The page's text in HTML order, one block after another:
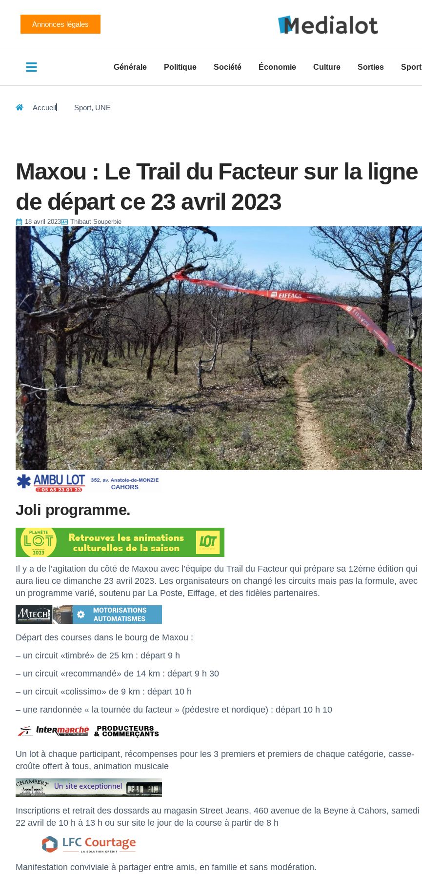
Annonces légales
Générale Politique Société Économie Culture Sorties Sport
Accueil Sport, UNE
Maxou : Le Trail du Facteur sur la ligne
de départ ce 23 avril 2023
18 avril 2023 Thibaut Souperbie
Joli programme.
Il y a de l’agitation du côté de Maxou avec l’équipe du Trail du Facteur qui prépare sa 12ème édition qui
aura lieu ce dimanche 23 avril 2023. Les organisateurs on changé les circuits mais pas la formule, avec
un programme varié, soutenu par La Poste, Eiffage, et des fidèles partenaires.
Départ des courses dans le bourg de Maxou :
– un circuit «timbré» de 25 km : départ 9 h
– un circuit «recommandé» de 14 km : départ 9 h 30
– un circuit «colissimo» de 9 km : départ 10 h
– une randonnée « la tournée du facteur » (pédestre et nordique) : départ 10 h 10
Un lot à chaque participant, récompenses pour les 3 premiers et premiers de chaque catégorie, casse-
croûte offert à tous, animation musicale
Inscriptions et retrait des dossards au magasin Street Jeans, 460 avenue de la Beyne à Cahors, samedi
22 avril de 10 h à 13 h ou sur site le jour de la course à partir de 8 h
Manifestation conviviale à partager entre amis, en famille et sans modération.